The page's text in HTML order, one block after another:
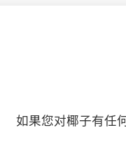
如果您对椰子有任